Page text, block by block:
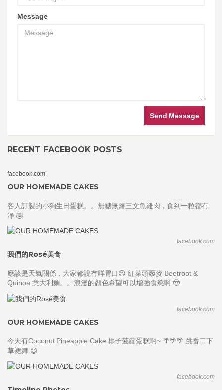
Message
Send Message
RECENT FACEBOOK POSTS
facebook.com
OUR HOMEMADE CAKES
客人訂製的小狗生日蛋糕。。無糖無鹽三文魚雞肉，食到一粒都冇
浄 🤣
facebook.com
我們的Rosé美食
應該是天氣關係，大家都說冇咩胃口😣 紅菜頭藜麥 Beetroot &
Quinoa 意大利麵。。浪漫的顏色希望可以增強食慾啊 🤠
facebook.com
OUR HOMEMADE CAKES
今天有Coconut Pineapple Cake 椰子菠蘿蛋糕啊~ 🌴🌴🌴 跳番二下
草裙舞 😃
facebook.com